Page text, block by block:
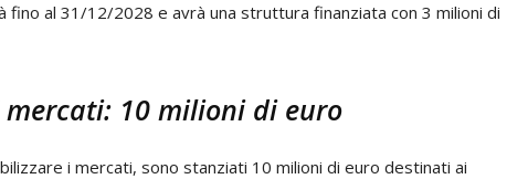
fino al 31/12/2028 e avrà una struttura finanziata con 3 milioni di
10 milioni di euro
i mercati, sono stanziati 10 milioni di euro destinati ai